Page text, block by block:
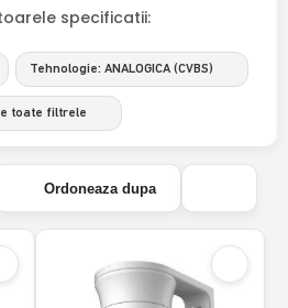
specificatii:
Tehnologie: ANALOGICA (CVBS)
toate filtrele
Ordoneaza dupa